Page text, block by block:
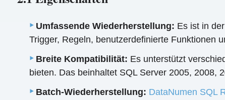
Umfassende Wiederherstellung: Es ist in
Trigger, Regeln, benutzerdefinierte Funktionen
Breite Kompatibilität: Es unterstützt
bieten. Das beinhaltet SQL Server 2005, 2008,
Batch-Wiederherstellung: DataNumen SQL